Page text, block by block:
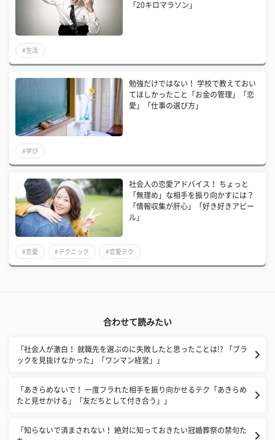
「20キロマラソン」
#生活
勉強だけではない！ 学校で教えておい
てほしかったこと「お金の管理」「恋
愛」「仕事の選び方」
#学び
社会人の恋愛アドバイス！ ちょっと
「無理め」な相手を振り向かすには？
「情報収集が肝心」「好き好きアピー
ル」
#恋愛 #テクニック #恋愛テク
合わせて読みたい
「社会人が激白！ 就職先を選ぶのに失敗したと思ったことは!? 「ブラ
ックを見抜けなかった」「ワンマン経営」」
「あきらめないで！ 一度フラれた相手を振り向かせるテク「あきらめ
たと見せかける」「友だちとして付き合う」」
「知らないで済まされない！ 絶対に知っておきたい冠婚葬祭の禁句た